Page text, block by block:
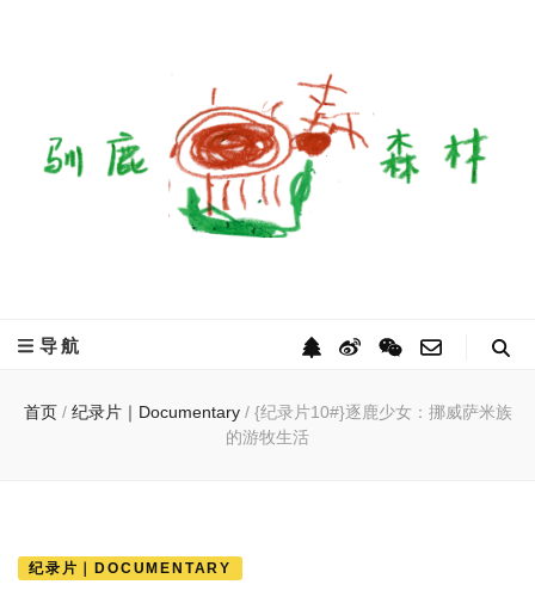
导航
首页 / 纪录片｜Documentary / {纪录片10#}逐鹿少女：挪威萨米族
的游牧生活
纪录片｜DOCUMENTARY